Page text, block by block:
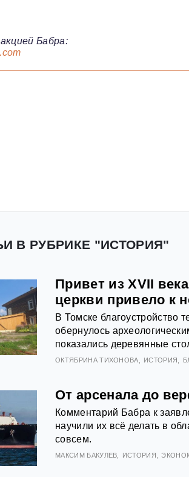
Бабра:
В РУБРИКЕ "ИСТОРИЯ"
Привет из XVII
церкви привело к
В Томске благоустройство
обернулось
показались деревянные
ОКТЯБРИНА ТИХОНОВА ИСТОРИЯ
От арсенала до
Комментарий Бабра к
научили их всё делать в
совсем.
МАКСИМ БАКУЛЕВ ИСТОРИЯ